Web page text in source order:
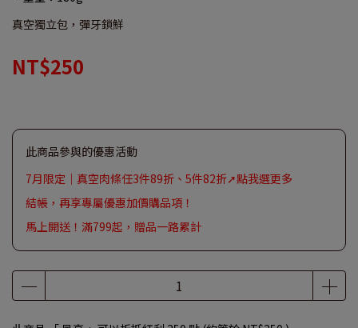
真空獨立包，彈牙鎖鮮
NT$250
此商品參與的優惠活動
7月限定｜真空肉條任3件89折、5件82折➚點我選更多
結帳，再享專屬優惠加價購品項！
馬上開送！滿799起，贈品一路累計